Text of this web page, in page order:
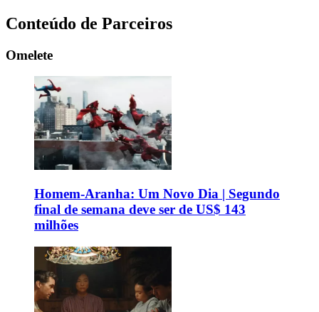
Conteúdo de Parceiros
Omelete
Homem-Aranha: Um Novo Dia | Segundo
final de semana deve ser de US$ 143
milhões